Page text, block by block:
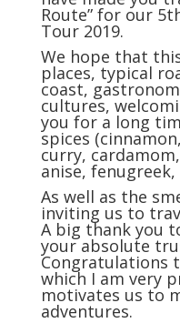
Route” for our
Tour 2019.
We hope that
places, typical
coast,
cultures,
you for a long
spices
curry,
anise,
As well as the
inviting us to
A big thank you
your absolute
Congratulations
which I am very
motivates us to
adventures.